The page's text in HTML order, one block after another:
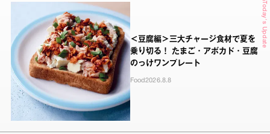
Today's Update
＜豆腐編＞三大チャージ食材で夏を
乗り切る！ たまご・アボカド・豆腐
のっけワンプレート
Food2026.8.8